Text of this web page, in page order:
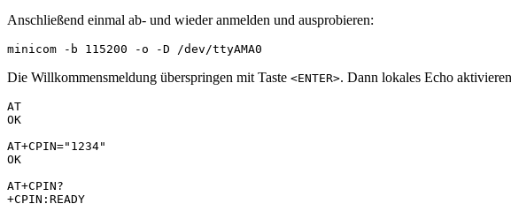
Anschließend einmal ab- und wieder anmelden und ausprobieren:
minicom -b 115200 -o -D /dev/ttyAMA0
Die Willkommensmeldung überspringen mit Taste <ENTER>. Dann lokales Echo
AT
OK
AT+CPIN="1234"
OK
AT+CPIN?